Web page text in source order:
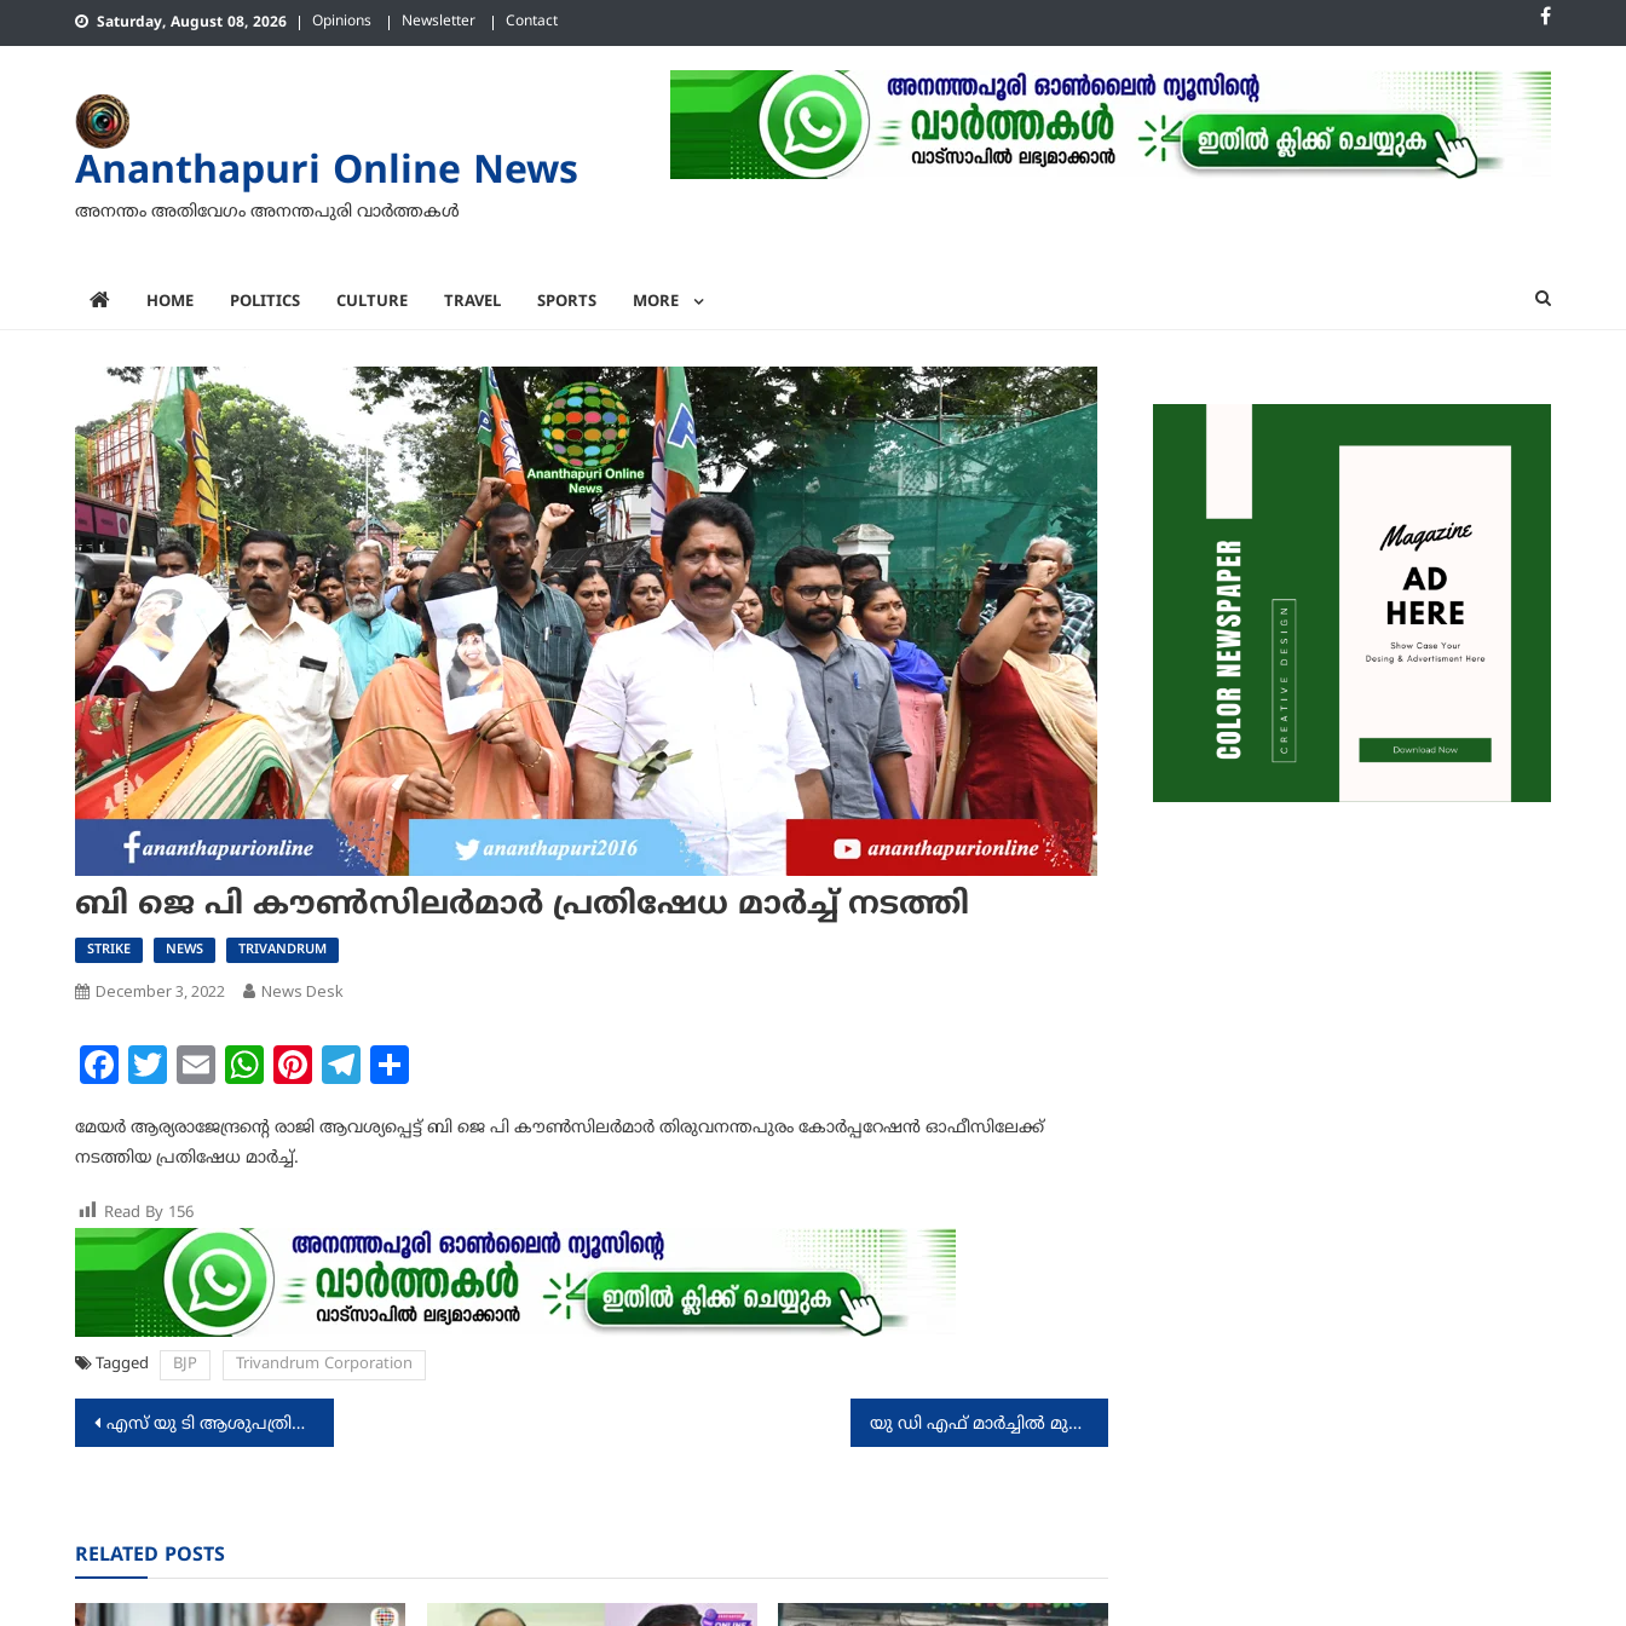
to
Saturday, August 08, 2026 Opinions Newsletter Contact
Ananthapuri Online News
അനന്തം അതിവേഗം അനന്തപുരി വാര്‍ത്തകള്‍
HOME POLITICS CULTURE TRAVEL SPORTS MORE
ബി ജെ പി കൗൺസിലർമാർ പ്രതിഷേധ മാർച്ച് നടത്തി
STRIKE NEWS TRIVANDRUM
December 3, 2022 News Desk
Facebook
Twitter
EmailWhatsApp
Pinterest
Telegram
മേയർ ആര്യരാജേന്ദ്രന്റെ രാജി ആവശ്യപ്പെട്ട് ബി ജെ പി കൗൺസിലർമാർ തിരുവനന്തപുരം കോർപ്പറേഷൻ ഓഫീസിലേക്ക്
നടത്തിയ പ്രതിഷേധ മാർച്ച്.
Read By 156
Tagged BJP Trivandrum Corporation
Post
എസ് യു ടി ആശുപത്രിയുടെ സഹകരണത്തോടെ സൗജന്യ മെഡിക്കൽ ക്യാമ്പ് സംഘടിപ്പിച്ചു യു ഡി എഫ് മാർച്ചിൽ മുഖ്യമന്ത്രിയുടെ കോലം കത്തിച്ചു
RELATED POSTS